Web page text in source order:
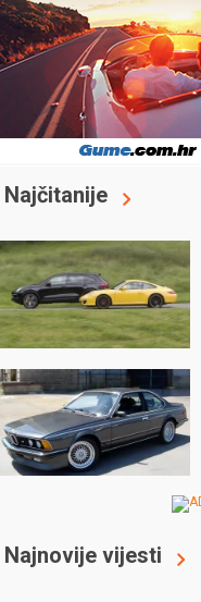
Najčitanije
Najnovije vijesti